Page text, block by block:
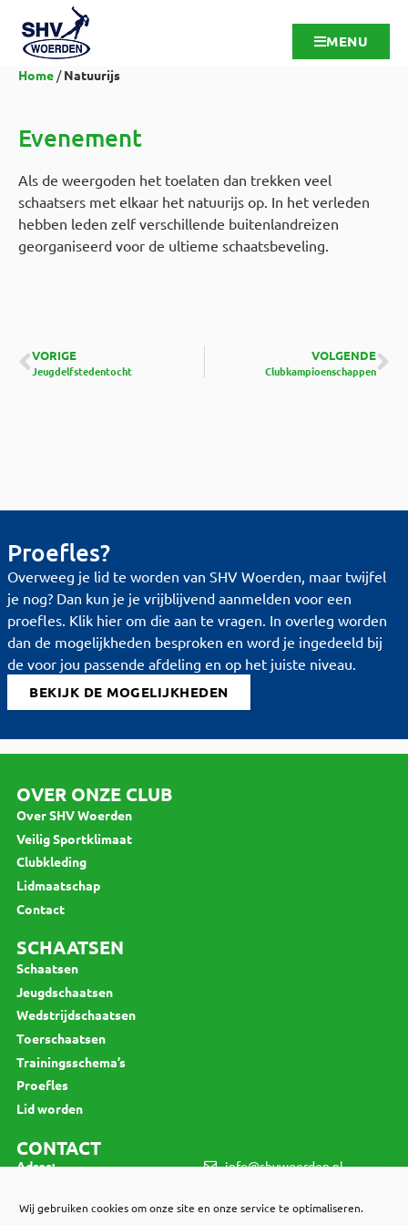
Wij gebruiken cookies om onze site en onze service te optimaliseren.
MENU
Home /Natuurijs
Evenement
Als de weergoden het toelaten dan trekken veel
schaatsers met elkaar het natuurijs op. In het verleden
hebben leden zelf verschillende buitenlandreizen
georganiseerd voor de ultieme schaatsbeveling.
VORIGE
Jeugdelfstedentocht
VOLGENDE
Clubkampioenschappen
Proefles?
Overweeg je lid te worden van SHV Woerden, maar twijfel
je nog? Dan kun je je vrijblijvend aanmelden voor een
proefles. Klik hier om die aan te vragen. In overleg worden
dan de mogelijkheden besproken en word je ingedeeld bij
de voor jou passende afdeling en op het juiste niveau.
BEKIJK DE MOGELIJKHEDEN
OVER ONZE CLUB
Over SHV Woerden
Veilig Sportklimaat
Clubkleding
Lidmaatschap
Contact
SCHAATSEN
Schaatsen
Jeugdschaatsen
Wedstrijdschaatsen
Toerschaatsen
Trainingsschema’s
Proefles
Lid worden
CONTACT
Adres:
3445 VV Woerden
info@shvwoerden.nl
LID WORDEN